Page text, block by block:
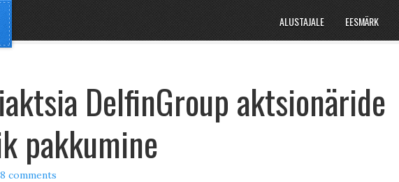
ALUSTAJALE EESMÄRK
DelfinGroup aktsionäride
pakkumine
8 comments